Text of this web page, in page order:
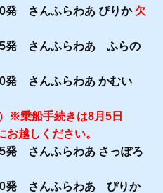
発 さんふらわあ ぴりか 欠
発 さんふらわあ ふらの
発 さんふらわあ かむい
※乗船手続きは8月5日
お越しください。
発 さんふらわあ さっぽろ
発 さんふらわあ ぴりか